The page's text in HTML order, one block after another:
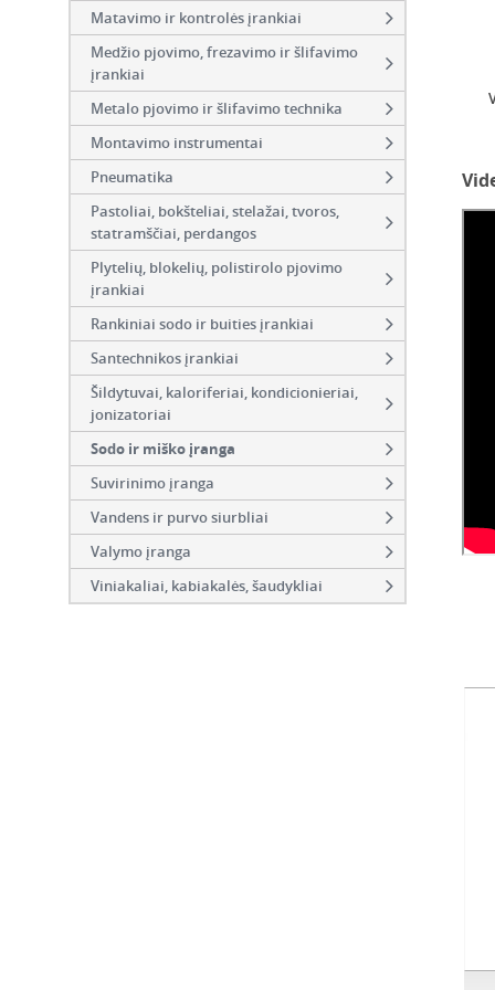
Matavimo ir kontrolės įrankiai
Medžio pjovimo, frezavimo ir šlifavimo
įrankiai
Metalo pjovimo ir šlifavimo technika
Montavimo instrumentai
Pneumatika
Pastoliai, bokšteliai, stelažai, tvoros,
statramščiai, perdangos
Plytelių, blokelių, polistirolo pjovimo
įrankiai
Rankiniai sodo ir buities įrankiai
Santechnikos įrankiai
Šildytuvai, kaloriferiai, kondicionieriai,
jonizatoriai
Sodo ir miško įranga
Suvirinimo įranga
Vandens ir purvo siurbliai
Valymo įranga
Viniakaliai, kabiakalės, šaudykliai